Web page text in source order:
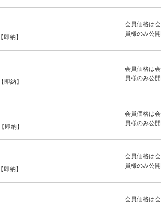
納】
会員価格は会
員様のみ公開
納】
会員価格は会
員様のみ公開
納】
会員価格は会
員様のみ公開
納】
会員価格は会
員様のみ公開
会員価格は会